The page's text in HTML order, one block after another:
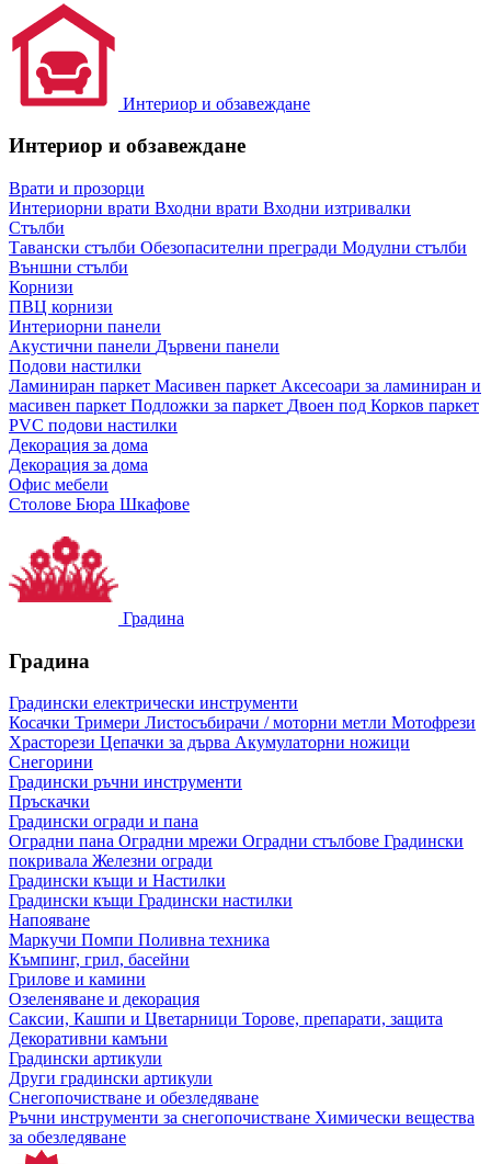
Интериор и обзавеждане
Интериор и обзавеждане
Врати и прозорци
Интериорни врати Входни врати Входни изтривалки
Стълби
Тавански стълби Обезопасителни прегради Модулни стълби
Външни стълби
Корнизи
ПВЦ корнизи
Интериорни панели
Акустични панели Дървени панели
Подови настилки
Ламиниран паркет Масивен паркет Аксесоари за ламиниран и
масивен паркет Подложки за паркет Двоен под Корков паркет
PVC подови настилки
Декорация за дома
Декорация за дома
Офис мебели
Столове Бюра Шкафове
Градина
Градина
Градински електрически инструменти
Косачки Тримери Листосъбирачи / моторни метли Мотофрези
Храсторези Цепачки за дърва Акумулаторни ножици
Снегорини
Градински ръчни инструменти
Пръскачки
Градински огради и пана
Оградни пана Оградни мрежи Оградни стълбове Градински
покривала Железни огради
Градински къщи и Настилки
Градински къщи Градински настилки
Напояване
Маркучи Помпи Поливна техника
Къмпинг, грил, басейни
Грилове и камини
Озеленяване и декорация
Саксии, Кашпи и Цветарници Торове, препарати, защита
Декоративни камъни
Градински артикули
Други градински артикули
Снегопочистване и обезледяване
Ръчни инструменти за снегопочистване Химически вещества
за обезледяване